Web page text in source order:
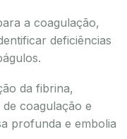
a coagulação,
deficiências
da fibrina,
coagulação e
profunda e embolia